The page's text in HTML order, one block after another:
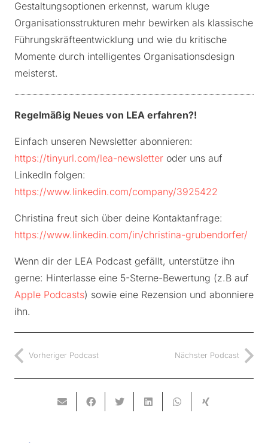
Gestaltungsoptionen erkennst, warum kluge
Organisationsstrukturen mehr bewirken als klassische
Führungskräfteentwicklung und wie du kritische
Momente durch intelligentes Organisationsdesign
meisterst.
Regelmäßig Neues von LEA erfahren?!
Einfach unseren Newsletter abonnieren:
https://tinyurl.com/lea-newsletter oder uns auf
LinkedIn folgen:
https://www.linkedin.com/company/3925422
Christina freut sich über deine Kontaktanfrage:
https://www.linkedin.com/in/christina-grubendorfer/
Wenn dir der LEA Podcast gefällt, unterstütze ihn
gerne: Hinterlasse eine 5-Sterne-Bewertung (z.B auf
Apple Podcasts) sowie eine Rezension und abonniere
ihn.
Vorheriger Podcast Nächster Podcast